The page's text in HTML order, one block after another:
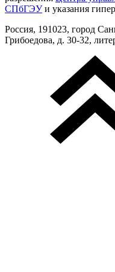
СПбГЭУи указания
Россия, 191023, город
Грибоедова, д. 30-32,